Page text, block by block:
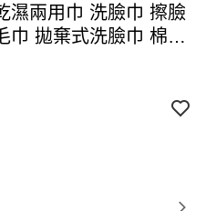
濕兩用巾 洗臉巾 擦臉
巾 拋棄式洗臉巾 棉柔